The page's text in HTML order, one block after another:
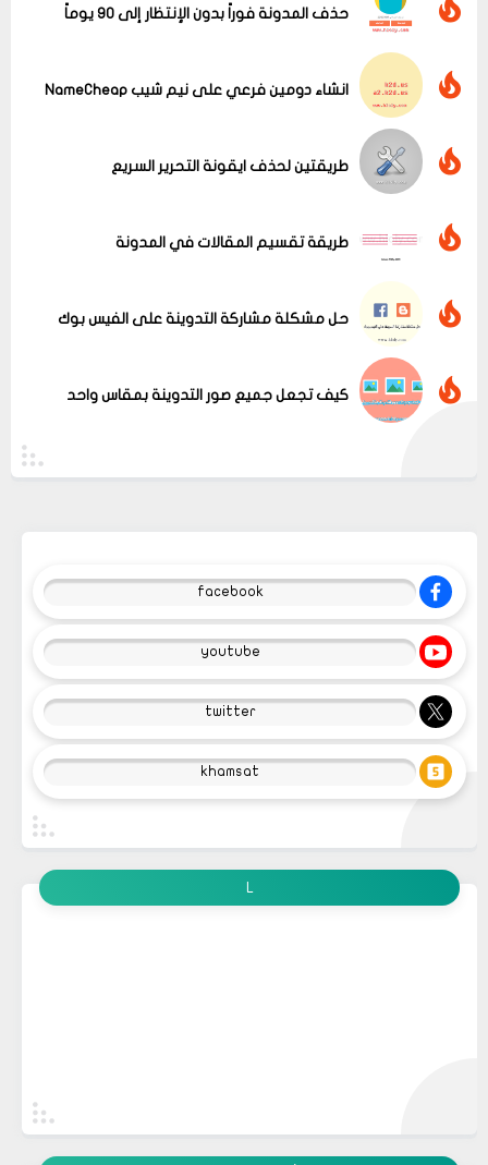
حذف المدونة فوراً بدون الإنتظار إلى 90 يوماً
انشاء دومين فرعي على نيم شيب NameCheap
طريقتين لحذف ايقونة التحرير السريع
طريقة تقسيم المقالات في المدونة
حل مشكلة مشاركة التدوينة على الفيس بوك
كيف تجعل جميع صور التدوينة بمقاس واحد
facebook
youtube
twitter
khamsat
L